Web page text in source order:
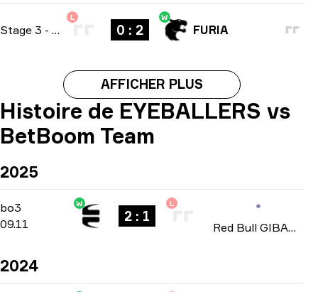
Stage 3 - bo3
L
0 : 2
W
FURIA
AFFICHER PLUS
Histoire de EYEBALLERS vs
BetBoom Team
2025
bo3 -bo3
09.11
W
2 : 1
L
Red Bull GIBAWAY JOURNEY 2025
2024